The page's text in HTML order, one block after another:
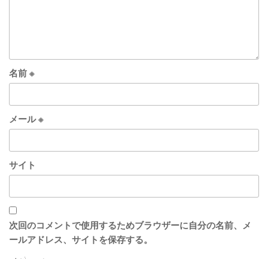
名前※
メール※
サイト
次回のコメントで使用するためブラウザーに自分の名前、メ
ールアドレス、サイトを保存する。